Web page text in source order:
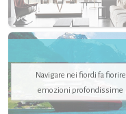
Navigare nei fiordi fa fiorire
emozioni profondissime